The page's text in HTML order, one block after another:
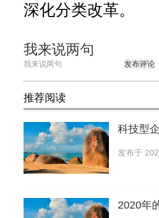
深化分类改革。
我来说两句
发布评论
推荐阅读
科技型
发布于
2020年